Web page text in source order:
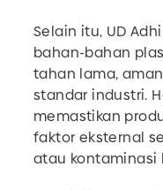
Selain itu, UD
bahan-bahan
tahan lama,
standar industri.
memastikan
faktor eksternal
atau kontaminasi